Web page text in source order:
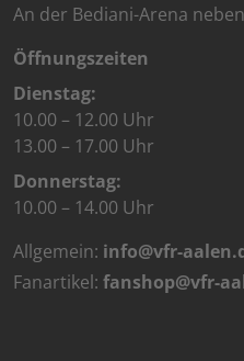
An der Bediani-Arena
Öffnungszeiten
Dienstag:
10.00 – 12.00 Uhr
13.00 – 17.00 Uhr
Donnerstag:
10.00 – 14.00 Uhr
Allgemein: info@vfr-
Fanartikel: fanshop@vfr-